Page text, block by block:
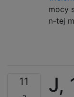
mocy
n-tej
11 J,